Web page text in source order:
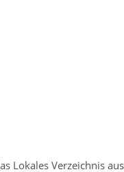
Lokales Verzeichnis